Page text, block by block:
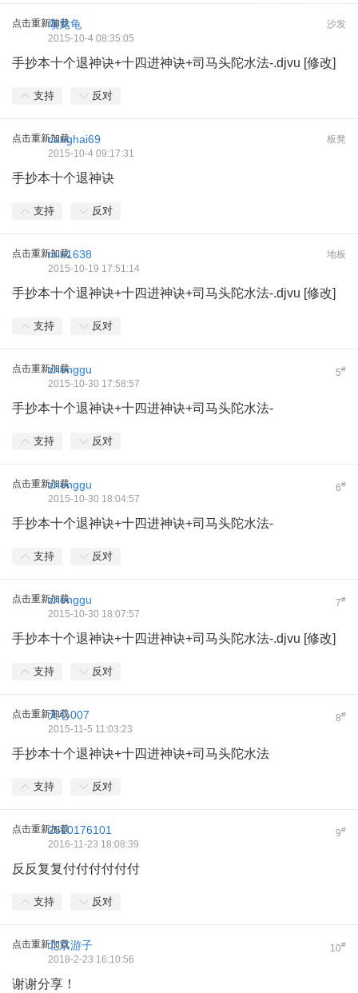
点击重新加载 沙发
颂龙龟
2015-10-4 08:35:05
手抄本十个退神诀+十四进神诀+司马头陀水法-.djvu [修改]
支持 反对
点击重新加载 板凳
canghai69
2015-10-4 09:17:31
手抄本十个退神诀
支持 反对
点击重新加载 地板
min1638
2015-10-19 17:51:14
手抄本十个退神诀+十四进神诀+司马头陀水法-.djvu [修改]
支持 反对
点击重新加载 5#
zhonggu
2015-10-30 17:58:57
手抄本十个退神诀+十四进神诀+司马头陀水法-
支持 反对
点击重新加载 6#
zhonggu
2015-10-30 18:04:57
手抄本十个退神诀+十四进神诀+司马头陀水法-
支持 反对
点击重新加载 7#
zhonggu
2015-10-30 18:07:57
手抄本十个退神诀+十四进神诀+司马头陀水法-.djvu [修改]
支持 反对
点击重新加载 8#
天心007
2015-11-5 11:03:23
手抄本十个退神诀+十四进神诀+司马头陀水法
支持 反对
点击重新加载 9#
2510176101
2016-11-23 18:08:39
反反复复付付付付付付
支持 反对
点击重新加载 10#
北京游子
2018-2-23 16:10:56
谢谢分享！